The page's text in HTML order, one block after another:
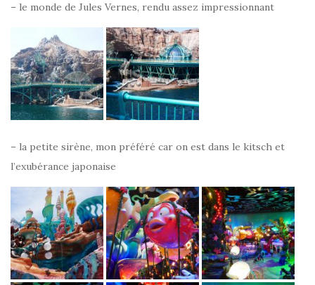
– le monde de Jules Vernes, rendu assez impressionnant
– la petite sirène, mon préféré car on est dans le kitsch et
l’exubérance japonaise